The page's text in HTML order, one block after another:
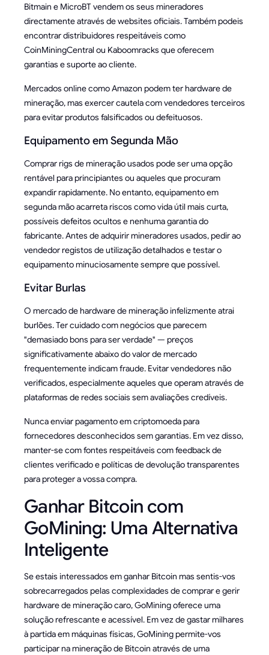
Bitmain e MicroBT vendem os seus mineradores
directamente através de websites oficiais. Também podeis
encontrar distribuidores respeitáveis como
CoinMiningCentral ou Kaboomracks que oferecem
garantias e suporte ao cliente.
Mercados online como Amazon podem ter hardware de
mineração, mas exercer cautela com vendedores terceiros
para evitar produtos falsificados ou defeituosos.
Equipamento em Segunda Mão
Comprar rigs de mineração usados pode ser uma opção
rentável para principiantes ou aqueles que procuram
expandir rapidamente. No entanto, equipamento em
segunda mão acarreta riscos como vida útil mais curta,
possíveis defeitos ocultos e nenhuma garantia do
fabricante. Antes de adquirir mineradores usados, pedir ao
vendedor registos de utilização detalhados e testar o
equipamento minuciosamente sempre que possível.
Evitar Burlas
O mercado de hardware de mineração infelizmente atrai
burlões. Ter cuidado com negócios que parecem
"demasiado bons para ser verdade" — preços
significativamente abaixo do valor de mercado
frequentemente indicam fraude. Evitar vendedores não
verificados, especialmente aqueles que operam através de
plataformas de redes sociais sem avaliações credíveis.
Nunca enviar pagamento em criptomoeda para
fornecedores desconhecidos sem garantias. Em vez disso,
manter-se com fontes respeitáveis com feedback de
clientes verificado e políticas de devolução transparentes
para proteger a vossa compra.
Ganhar Bitcoin com
GoMining: Uma Alternativa
Inteligente
Se estais interessados em ganhar Bitcoin mas sentis-vos
sobrecarregados pelas complexidades de comprar e gerir
hardware de mineração caro, GoMining oferece uma
solução refrescante e acessível. Em vez de gastar milhares
à partida em máquinas físicas, GoMining permite-vos
participar na mineração de Bitcoin através de uma